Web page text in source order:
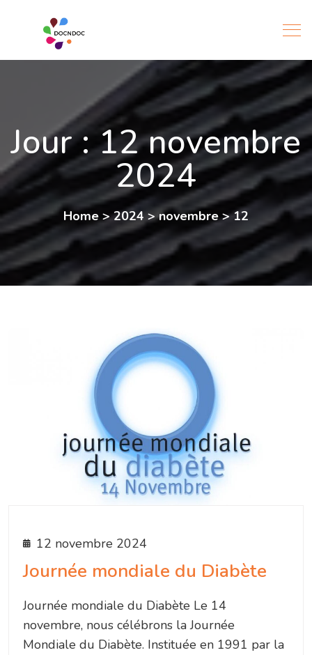
Jour :12 novembre
2024
Home >2024 >novembre>12
12 novembre 2024
Journée mondiale du Diabète
Journée mondiale du Diabète Le 14
novembre, nous célébrons la Journée
Mondiale du Diabète. Instituée en 1991 par la